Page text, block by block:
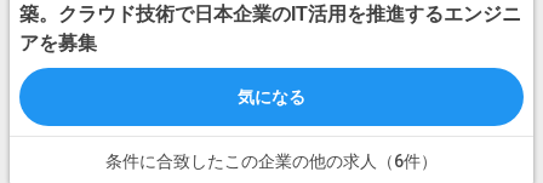
築。クラウド技術で日本企業のIT活用を推進するエンジニ
アを募集
気になる
条件に合致したこの企業の他の求人（6件）